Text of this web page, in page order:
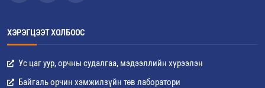
ХЭРЭГЦЭЭТ ХОЛБООС
Ус цаг уур, орчны судалгаа, мэдээллийн хүрээлэн
Байгаль орчин хэмжилзүйн төв лаборатори